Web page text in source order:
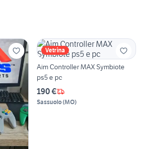
Vetrina
Aim Controller MAX Symbiote
ps5 e pc
190 €
Sassuolo(MO)